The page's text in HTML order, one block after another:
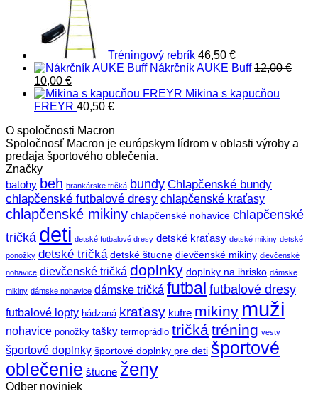
Tréningový rebrík 46,50 €
Nákrčník AUKE Buff 12,00€
Pôvodná
cena
bola:
10,00 €Aktuálna
cena
je:
Mikina s kapucňou
FREYR 40,50 €
O spoločnosti Macron
Spoločnosť Macron je európskym lídrom v oblasti výroby a
predaja športového oblečenia.
Značky
batohy beh brankárske tričká bundy Chlapčenské bundy
chlapčenské futbalové dresy chlapčenské kraťasy
chlapčenské mikiny chlapčenské nohavice chlapčenské
tričká deti detské futbalové dresy detské kraťasy detské mikiny detské
ponožky detské tričká detské štucne dievčenské mikiny dievčenské
nohavice dievčenské tričká doplnky doplnky na ihrisko dámske
mikiny dámske nohavice dámske tričká futbal futbalové dresy
futbalové lopty hádzaná kraťasy kufre mikiny muži
nohavice ponožky tašky termoprádlo tričkátréning vesty
športové doplnky športové doplnky pre deti športové
oblečenie štucne ženy
Odber noviniek